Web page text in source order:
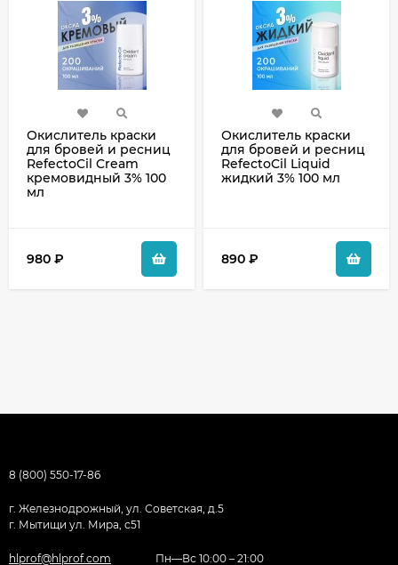
Окислитель краски
для бровей и ресниц
RefectoCil Cream
кремовидный 3% 100
мл
980 ₽
Окислитель краски
для бровей и ресниц
RefectoCil Liquid
жидкий 3% 100 мл
890 ₽
8 (800) 550-17-86
г. Железнодрожный, ул. Советская, д.5
г. Мытищи ул. Мира, с51
hlprof@hlprof.com Пн—Вс 10:00 – 21:00